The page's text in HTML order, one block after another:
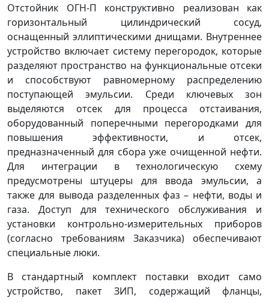
Отстойник ОГН-П конструктивно реализован как
горизонтальный цилиндрический сосуд,
оснащенный эллиптическими днищами. Внутреннее
устройство включает систему перегородок, которые
разделяют пространство на функциональные отсеки
и способствуют равномерному распределению
поступающей эмульсии. Среди ключевых зон
выделяются отсек для процесса отстаивания,
оборудованный поперечными перегородками для
повышения эффективности, и отсек,
предназначенный для сбора уже очищенной нефти.
Для интеграции в технологическую схему
предусмотрены штуцеры для ввода эмульсии, а
также для вывода разделенных фаз – нефти, воды и
газа. Доступ для технического обслуживания и
установки контрольно-измерительных приборов
(согласно требованиям Заказчика) обеспечивают
специальные люки.
В стандартный комплект поставки входит само
устройство, пакет ЗИП, содержащий фланцы,